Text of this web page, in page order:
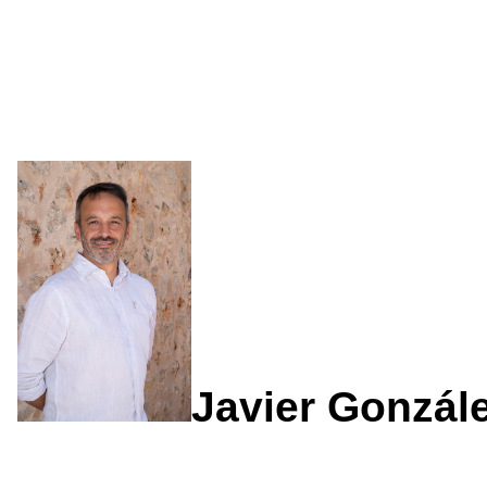
Javier